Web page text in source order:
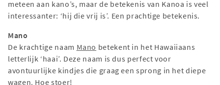
meteen aan kano’s, maar de betekenis van Kanoa is veel
interessanter: ‘hij die vrij is’. Een prachtige betekenis.
Mano
De krachtige naam Mano betekent in het Hawaiiaans
letterlijk ‘haai’. Deze naam is dus perfect voor
avontuurlijke kindjes die graag een sprong in het diepe
wagen. Hoe stoer!